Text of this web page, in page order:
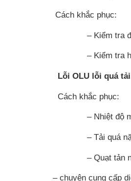
Cách khắc phục:
– Kiểm tra
– Kiểm tra hàm
Lỗi OLU lỗi quá
Cách khắc phục:
– Nhiệt độ môi
– Tải quá
– Quạt tản
– chuyên cung cấp